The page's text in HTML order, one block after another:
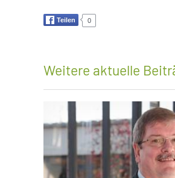
Teilen 0
Weitere aktuelle